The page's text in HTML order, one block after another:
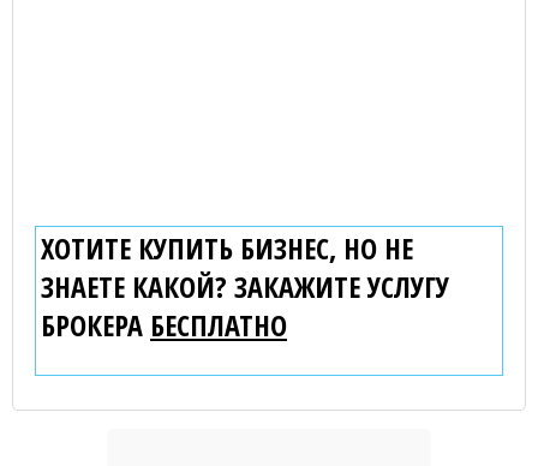
ХОТИТЕ КУПИТЬ БИЗНЕС, НО НЕ
ЗНАЕТЕ КАКОЙ? ЗАКАЖИТЕ УСЛУГУ
БРОКЕРА БЕСПЛАТНО